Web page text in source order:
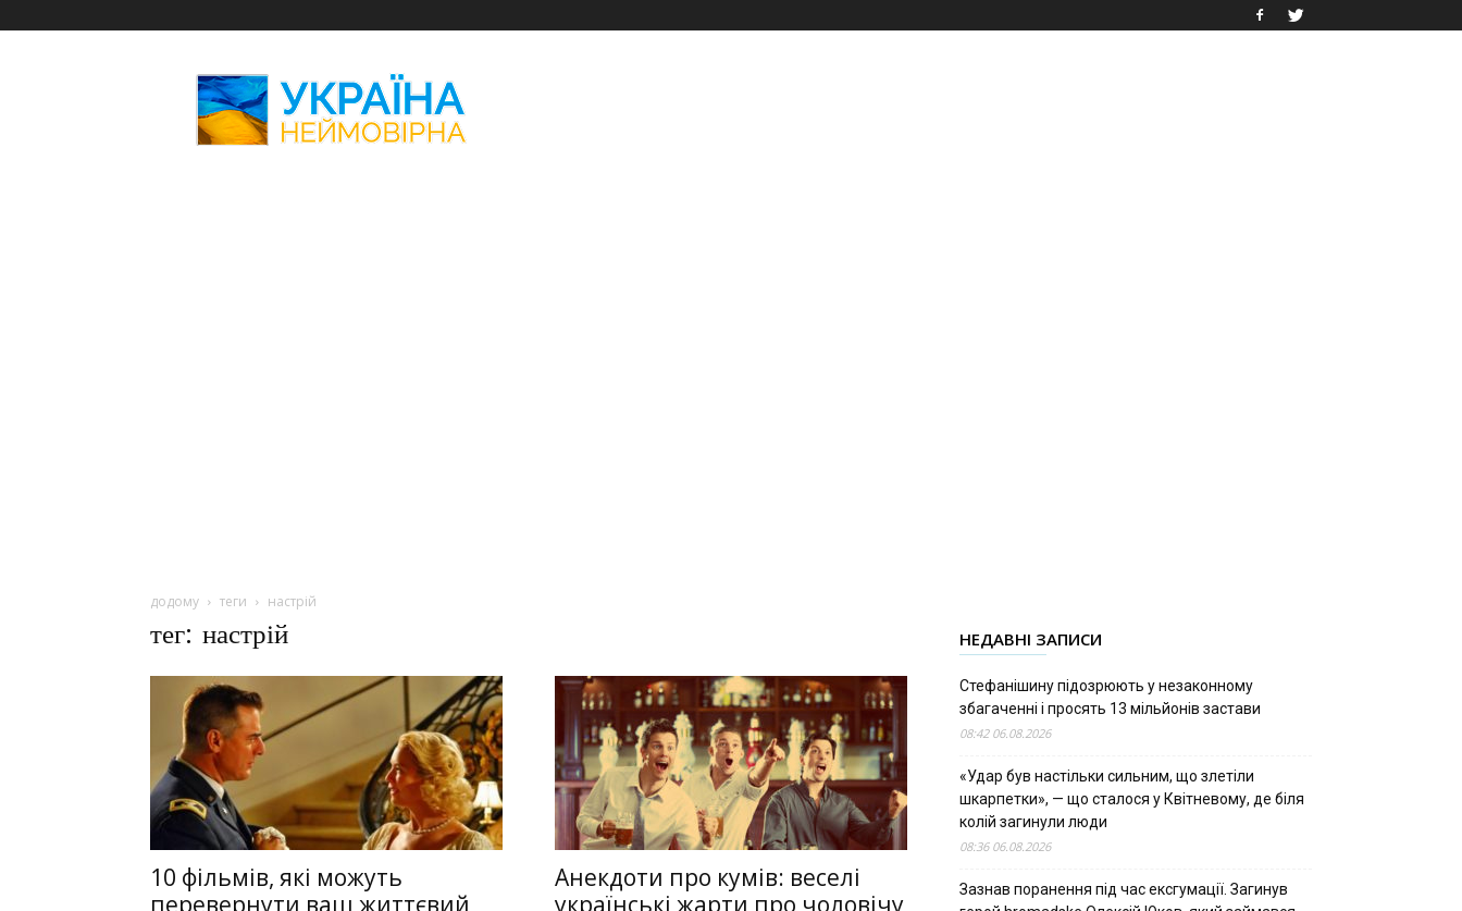
Неймовірна
додому теги настрій
тег: настрій
10 фільмів, які можуть
перевернути ваш життєвий
Анекдоти про кумів: веселі
українські жарти про чоловічу
НЕДАВНІ ЗАПИСИ
Стефанішину підозрюють у незаконному
збагаченні і просять 13 мільйонів застави
08:42 06.08.2026
«Удар був настільки сильним, що злетіли
шкарпетки», — що сталося у Квітневому, де біля
колій загинули люди
08:36 06.08.2026
Зазнав поранення під час ексгумації. Загинув